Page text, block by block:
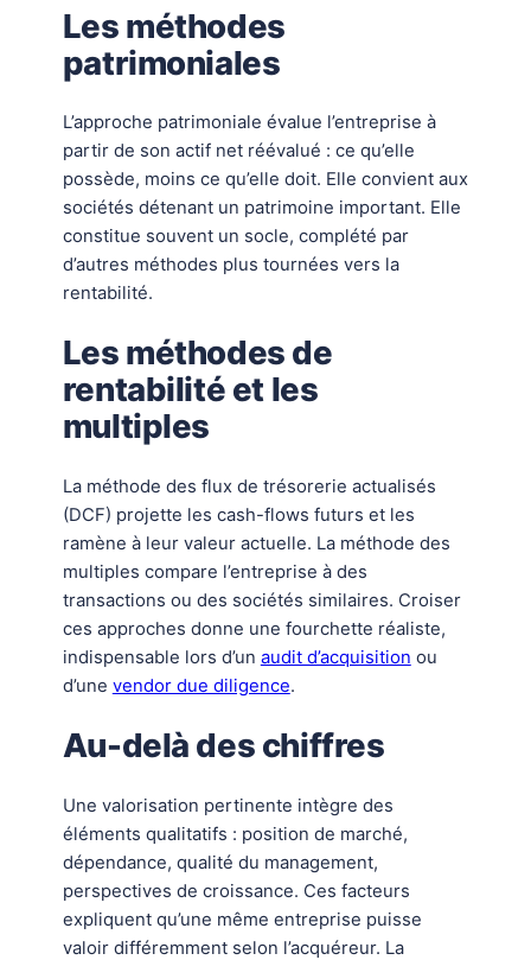
Les méthodes
patrimoniales
L’approche patrimoniale évalue l’entreprise à
partir de son actif net réévalué : ce qu’elle
possède, moins ce qu’elle doit. Elle convient aux
sociétés détenant un patrimoine important. Elle
constitue souvent un socle, complété par
d’autres méthodes plus tournées vers la
rentabilité.
Les méthodes de
rentabilité et les
multiples
La méthode des flux de trésorerie actualisés
(DCF) projette les cash-flows futurs et les
ramène à leur valeur actuelle. La méthode des
multiples compare l’entreprise à des
transactions ou des sociétés similaires. Croiser
ces approches donne une fourchette réaliste,
indispensable lors d’un audit d’acquisition ou
d’une vendor due diligence.
Au-delà des chiffres
Une valorisation pertinente intègre des
éléments qualitatifs : position de marché,
dépendance, qualité du management,
perspectives de croissance. Ces facteurs
expliquent qu’une même entreprise puisse
valoir différemment selon l’acquéreur. La